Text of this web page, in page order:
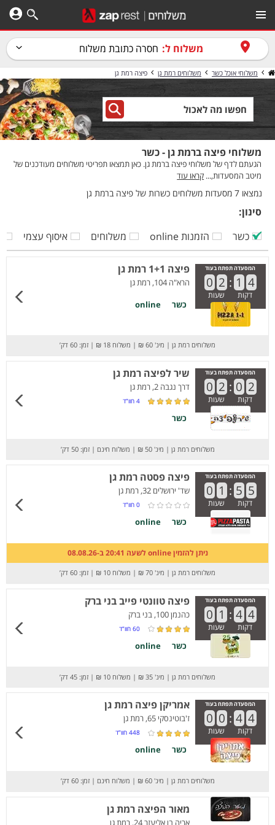
משלוח ל: חסרה כתובת משלוח
משלוחי אוכל כשר משלוחים רמת גן פיצה רמת גן
משלוחי פיצה ברמת גן - כשר
הגעתם לדף של משלוחי פיצה ברמת גן. כאן תמצאו תפריטי משלוחים מעודכנים של
מיטב המסעדות,... קראו עוד
נמצאו 7 מסעדות משלוחים כשרות של פיצה ברמת גן
סינון:
כשר
הזמנות online משלוחים איסוף עצמי
המסעדה תפתח בעוד
0 2 : 1 4
דקות שעות
פיצה 1+1 רמת גן
הרא"ה 104, רמת גן
כשר
online
משלוחים רמת גן | מינ' 60 ₪ | משלוח 18 ₪ | זמן: 60 דק’
המסעדה תפתח בעוד
0 2 : 0 2
דקות שעות
שיר לפיצה רמת גן
דרך נגבה 2, רמת גן
4 חוו”ד
כשר
משלוחים רמת גן | מינ' 50 ₪ | משלוח חינם | זמן: 50 דק’
המסעדה תפתח בעוד
0 1 : 5 5
דקות שעות
פיצה פסטה רמת גן
שד' ירושלים 32, רמת גן
0 חוו”ד
כשר online
ניתן להזמין online לשעה 20:41 ב-08.08.26
משלוחים רמת גן | מינ' 70 ₪ | משלוח 10 ₪ | זמן: 60 דק’
המסעדה תפתח בעוד
0 1 : 4 4
דקות שעות
פיצה טוונטי פייב בני ברק
כהנמן 100, בני ברק
60 חוו”ד
כשר online
משלוחים רמת גן | מינ' 35 ₪ | משלוח 10 ₪ | זמן: 45 דק’
המסעדה תפתח בעוד
0 0 : 4 4
דקות שעות
אמריקן פיצה רמת גן
ז'בוטינסקי 65, רמת גן
448 חוו”ד
כשר online
משלוחים רמת גן | מינ' 60 ₪ | משלוח חינם | זמן: 60 דק’
מאור הפיצה רמת גן
אריה בן אליעזר 24, רמת גן